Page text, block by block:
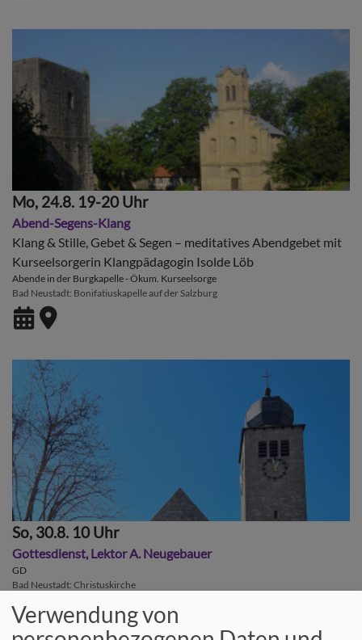
Mo, 24.8. 19-20 Uhr
Abend-Segens-Klang
Klang & Stille, Gebet & Segen – meditatives Abendgebet mit
Kurseelsorgerin Klangpädagogin Isolde Löb
Abende in der Burgkapelle - Ökum. Kurseelsorge
Bad Neustadt Bonifatiuskapelle auf der Salzburg
So, 30.8. 10 Uhr
Gottesdienst, Lektor A. Neugebauer
GD
Bad Neustadt Christuskirche
Verwendung von